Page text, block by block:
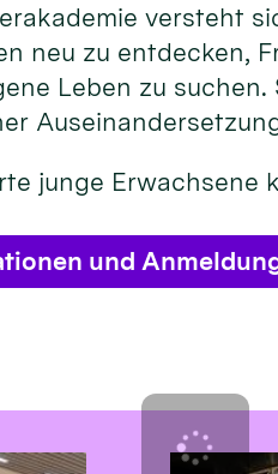
versteht
neu zu entdecken,
Leben zu
junge Erwachsene
und